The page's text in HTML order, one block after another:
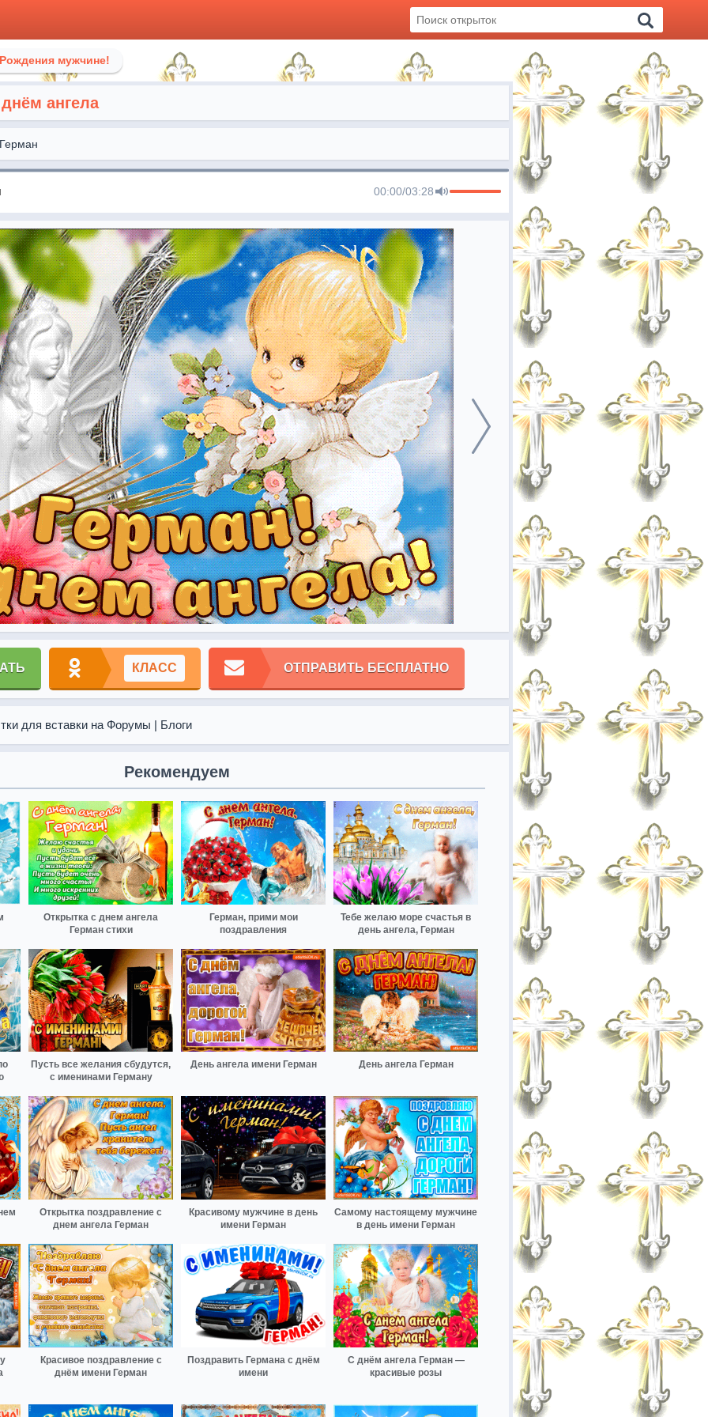
мужчине!
ангела
Герман
00:00/03:28
КЛАСС ОТПРАВИТЬ БЕСПЛАТНО
для вставки на Форумы | Блоги
Рекомендуем
Открытка с днем ангела
Герман стихи
Герман, прими мои
поздравления
Тебе желаю море счастья в
день ангела, Герман
Пусть все желания сбудутся,
с именинами Герману
День ангела имени Герман День ангела Герман
Открытка поздравление с
днем ангела Герман
Красивому мужчине в день
имени Герман
Самому настоящему мужчине
в день имени Герман
Красивое поздравление с
днём имени Герман
Поздравить Германа с днём
имени
С днём ангела Герман —
красивые розы